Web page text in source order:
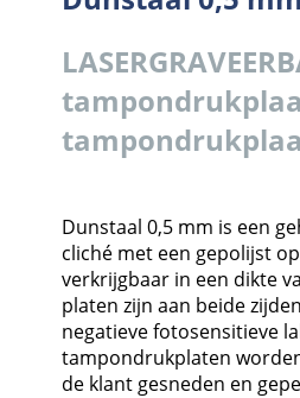
Dunstaal 0,5 mm is een
cliché met een gepolijst
verkrijgbaar in een dikte
platen zijn aan beide
negatieve fotosensitieve
tampondrukplaten
de klant gesneden en